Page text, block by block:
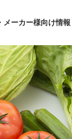
メーカー様向け情報